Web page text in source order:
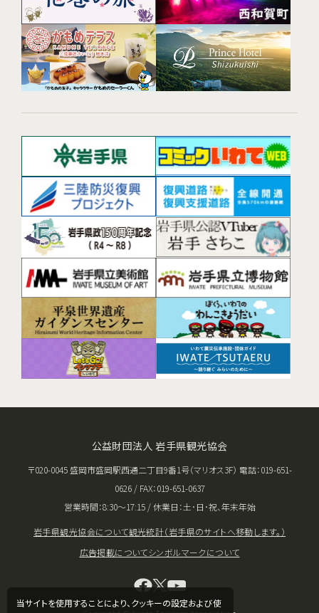
当サイトを使用することにより、クッキーの設定および使
公益財団法人 岩手県観光協会
〒020-0045 盛岡市盛岡駅西通二丁目9番1号（マリオス3F） 電話：019-651-
0626 / FAX：019-651-0637
営業時間：8:30〜17:15 / 休業日：土･日･祝、年末年始
岩手県観光協会について観光統計（岩手県のサイトへ移動します。）
広告掲載についてシンボルマークについて